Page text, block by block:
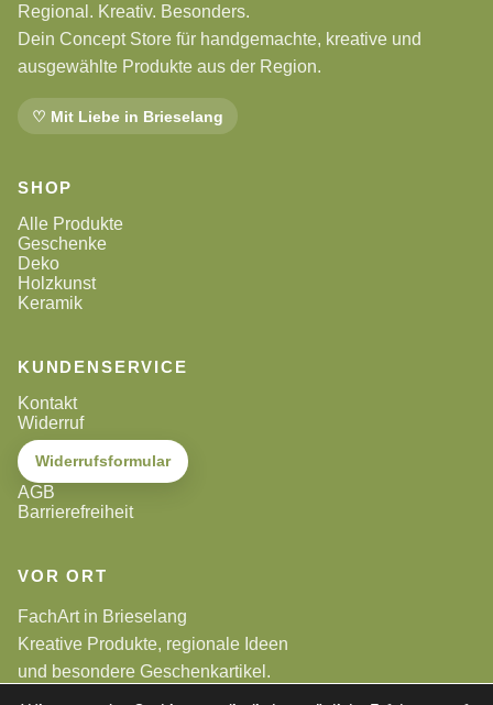
Regional. Kreativ. Besonders.
Dein Concept Store für handgemachte, kreative und
ausgewählte Produkte aus der Region.
♡ Mit Liebe in Brieselang
SHOP
Alle Produkte
Geschenke
Deko
Holzkunst
Keramik
KUNDENSERVICE
Kontakt
Widerruf
Widerrufsformular
AGB
Barrierefreiheit
VOR ORT
FachArt in Brieselang
Kreative Produkte, regionale Ideen
und besondere Geschenkartikel.